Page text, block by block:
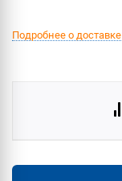
Подробнее о доставке